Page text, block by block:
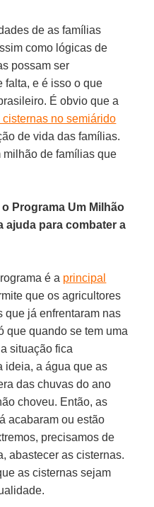
de as famílias
como lógicas de
possam ser
falta, e é isso o que
É obvio que a
cisternas no semiárido
de vida das famílias.
milhão de famílias que
o Programa Um Milhão
ajuda para combater a
é a principal
que os agricultores
que já enfrentaram nas
que quando se tem uma
a situação fica
ideia, a água que as
das chuvas do ano
choveu. Então, as
acabaram ou estão
precisamos de
abastecer as cisternas.
as cisternas sejam